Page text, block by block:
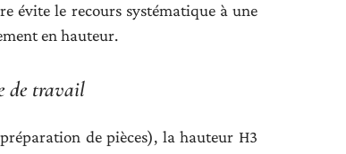
évite le recours systématique à une
en hauteur.
de travail
de pièces), la hauteur H3